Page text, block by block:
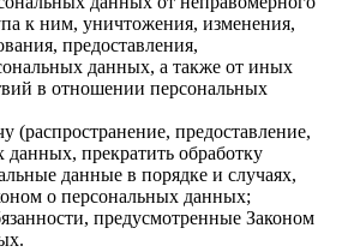
к ним, уничтожения, изменения,
предоставления,
данных, а также от иных
в отношении персональных
(распространение, предоставление,
данных, прекратить обработку
данные в порядке и случаях,
о персональных данных;
предусмотренные Законом